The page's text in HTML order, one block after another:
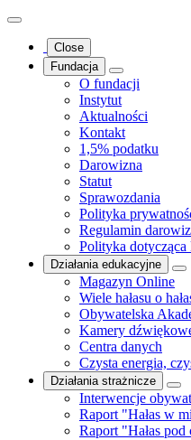
Close
Fundacja
O fundacji
Instytut
Aktualności
Kontakt
1,5% podatku
Darowizna
Statut
Sprawozdania
Polityka
Regulamin
Polityka
Działania edukacyjne
Magazyn Online
Wiele hałasu o
Obywatelska
Kamery
Centra danych
Czysta energia,
Działania strażnicze
Interwencje
Raport "Hałas w
Raport "Hałas